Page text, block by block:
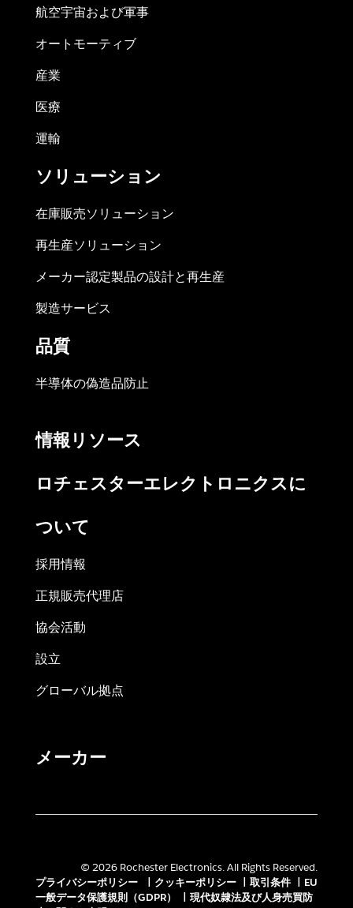
航空宇宙および軍事
オートモーティブ
産業
医療
運輸
ソリューション
在庫販売ソリューション
再生産ソリューション
メーカー認定製品の設計と再生産
製造サービス
品質
半導体の偽造品防止
情報リソース
ロチェスターエレクトロニクスに
ついて
採用情報
正規販売代理店
協会活動
設立
グローバル拠点
メーカー
© 2026 Rochester Electronics. All Rights Reserved.
プライバシーポリシー
クッキーポリシー 取引条件
EU
一般データ保護規則（GDPR）
現代奴隷法及び人身売買防